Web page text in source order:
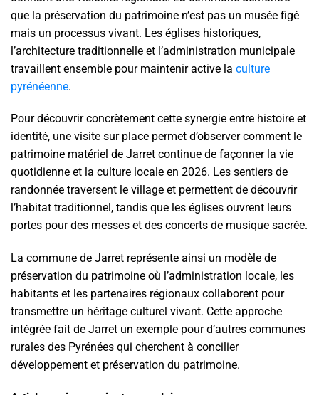
que la préservation du patrimoine n’est pas un musée figé
mais un processus vivant. Les églises historiques,
l’architecture traditionnelle et l’administration municipale
travaillent ensemble pour maintenir active la culture
pyrénéenne.
Pour découvrir concrètement cette synergie entre histoire et
identité, une visite sur place permet d’observer comment le
patrimoine matériel de Jarret continue de façonner la vie
quotidienne et la culture locale en 2026. Les sentiers de
randonnée traversent le village et permettent de découvrir
l’habitat traditionnel, tandis que les églises ouvrent leurs
portes pour des messes et des concerts de musique sacrée.
La commune de Jarret représente ainsi un modèle de
préservation du patrimoine où l’administration locale, les
habitants et les partenaires régionaux collaborent pour
transmettre un héritage culturel vivant. Cette approche
intégrée fait de Jarret un exemple pour d’autres communes
rurales des Pyrénées qui cherchent à concilier
développement et préservation du patrimoine.